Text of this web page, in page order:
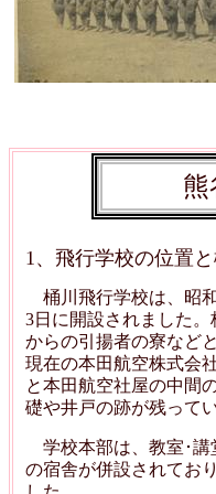
熊
1、飛行学校の位置
桶川飛行学校は、昭
3日に開設されました
からの引揚者の寮など
現在の本田航空株式会
と本田航空社屋の中間
礎や井戸の跡が残ってい
学校本部は、教室･講
の宿舎が併設されてお